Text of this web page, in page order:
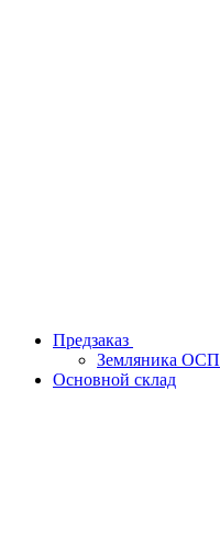
Предзаказ
Земляника ОСП
Основной склад